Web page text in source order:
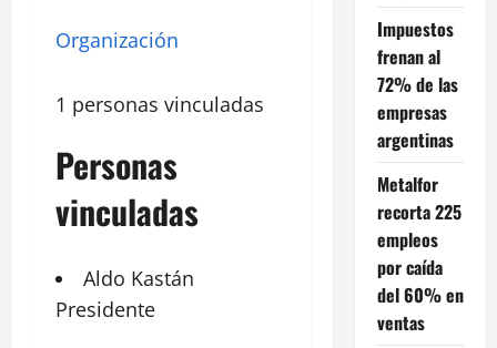
Organización
1 personas vinculadas
Personas
vinculadas
Aldo Kastán
Presidente
Impuestos
frenan al
72% de las
empresas
argentinas
Metalfor
recorta 225
empleos
por caída
del 60% en
ventas